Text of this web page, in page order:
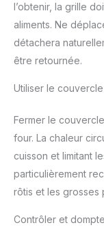
l’obtenir, la grille
aliments. Ne
détachera
être retournée.
Utiliser le
Fermer le
four. La chaleur
cuisson et limitant
particulièrement
rôtis et les
Contrôler et